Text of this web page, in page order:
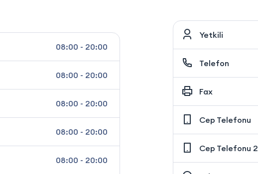
08:00 - 20:00
08:00 - 20:00
08:00 - 20:00
08:00 - 20:00
08:00 - 20:00
Yetkili
Telefon
Fax
Cep Telefonu
Cep Telefonu 2